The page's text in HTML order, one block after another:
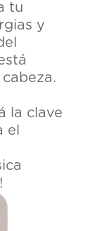
tu
y
la clave
el